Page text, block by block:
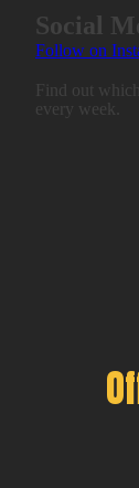
Social
Follow on
Find out
every week.